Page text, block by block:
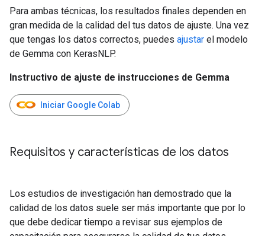
Para ambas técnicas, los resultados finales dependen en
gran medida de la calidad del tus datos de ajuste. Una vez
que tengas los datos correctos, puedes ajustar el modelo
de Gemma con KerasNLP.
Instructivo de ajuste de instrucciones de Gemma
Iniciar Google Colab
Requisitos y características de los datos
Los estudios de investigación han demostrado que la
calidad de los datos suele ser más importante que por lo
que debe dedicar tiempo a revisar sus ejemplos de